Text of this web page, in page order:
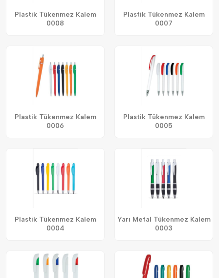
Plastik Tükenmez Kalem
0008
Plastik Tükenmez Kalem
0007
Plastik Tükenmez Kalem
0006
Plastik Tükenmez Kalem
0005
Plastik Tükenmez Kalem
0004
Yarı Metal Tükenmez Kalem
0003